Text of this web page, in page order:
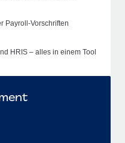
Payroll-Vorschriften
HRIS – alles in einem Tool